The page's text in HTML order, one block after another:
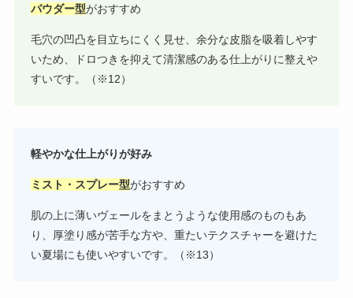
パウダー型がおすすめ
毛穴の凹凸を目立ちにくく見せ、余分な皮脂を吸着しやす
いため、ドロつきを抑えて清潔感のある仕上がりに整えや
すいです。（※12）
軽やかな仕上がりが好み
ミスト・スプレー型がおすすめ
肌の上に薄いヴェールをまとうような使用感のものもあ
り、厚塗り感が苦手な方や、重たいテクスチャーを避けた
い夏場にも使いやすいです。（※13）